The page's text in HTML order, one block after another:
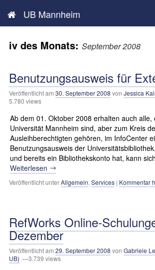
UB Mannheim
Neues aus der UB
iv des Monats: September 2008
Benutzungsausweis für
Veröffentlicht am 30. September 2008 von Jessica
5.780 views
Ab dem 01. Oktober 2008 erhalten auch
Universität Mannheim sind, aber zum Kreis
Ausleihberechtigten gehören, im InfoCenter
Benutzungsausweis der
und bereits ein Bibliothekskonto hat, kann
Weiterlesen →
Veröffentlicht unterAllgemein, Services | Kommentar
RefWorks Online-
Dezember
Veröffentlicht am 29. September 2008 von Gabriele
UB) —3.739 views